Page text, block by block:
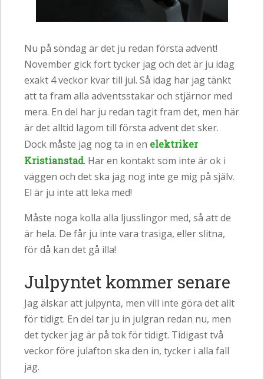
Nu på söndag är det ju redan första advent!
November gick fort tycker jag och det är ju idag
exakt 4 veckor kvar till jul. Så idag har jag tänkt
att ta fram alla adventsstakar och stjärnor med
mera. En del har ju redan tagit fram det, men här
är det alltid lagom till första advent det sker.
Dock måste jag nog ta in en elektriker
Kristianstad. Har en kontakt som inte är ok i
väggen och det ska jag nog inte ge mig på själv.
El är ju inte att leka med!
Måste noga kolla alla ljusslingor med, så att de
är hela. De får ju inte vara trasiga, eller slitna,
för då kan det gå illa!
Julpyntet kommer senare
Jag älskar att julpynta, men vill inte göra det allt
för tidigt. En del tar ju in julgran redan nu, men
det tycker jag är på tok för tidigt. Tidigast två
veckor före julafton ska den in, tycker i alla fall
jag.